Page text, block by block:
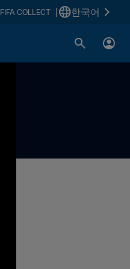
FIFA COLLECT 한국어